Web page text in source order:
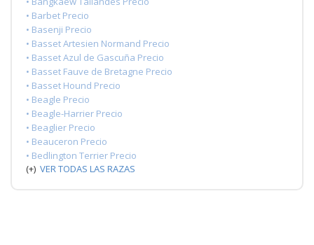
• Barbet Precio
• Basenji Precio
• Basset Artesien Normand Precio
• Basset Azul de Gascuña Precio
• Basset Fauve de Bretagne Precio
• Basset Hound Precio
• Beagle Precio
• Beagle-Harrier Precio
• Beaglier Precio
• Beauceron Precio
• Bedlington Terrier Precio
(+) VER TODAS LAS RAZAS